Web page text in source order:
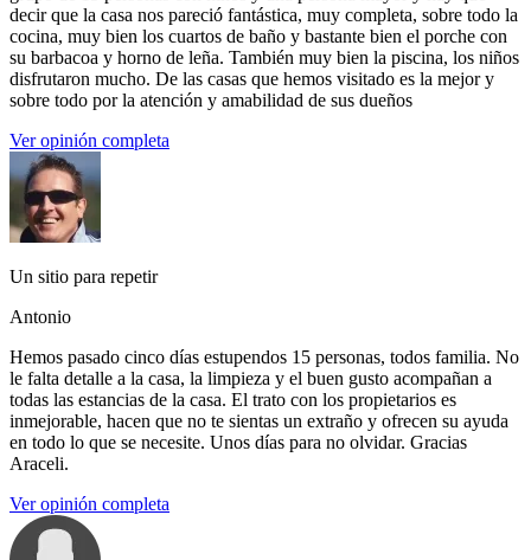
decir que la casa nos pareció fantástica, muy completa, sobre todo la
cocina, muy bien los cuartos de baño y bastante bien el porche con
su barbacoa y horno de leña. También muy bien la piscina, los niños
disfrutaron mucho. De las casas que hemos visitado es la mejor y
sobre todo por la atención y amabilidad de sus dueños
Ver opinión completa
Un sitio para repetir
Antonio
Hemos pasado cinco días estupendos 15 personas, todos familia. No
le falta detalle a la casa, la limpieza y el buen gusto acompañan a
todas las estancias de la casa. El trato con los propietarios es
inmejorable, hacen que no te sientas un extraño y ofrecen su ayuda
en todo lo que se necesite. Unos días para no olvidar. Gracias
Araceli.
Ver opinión completa